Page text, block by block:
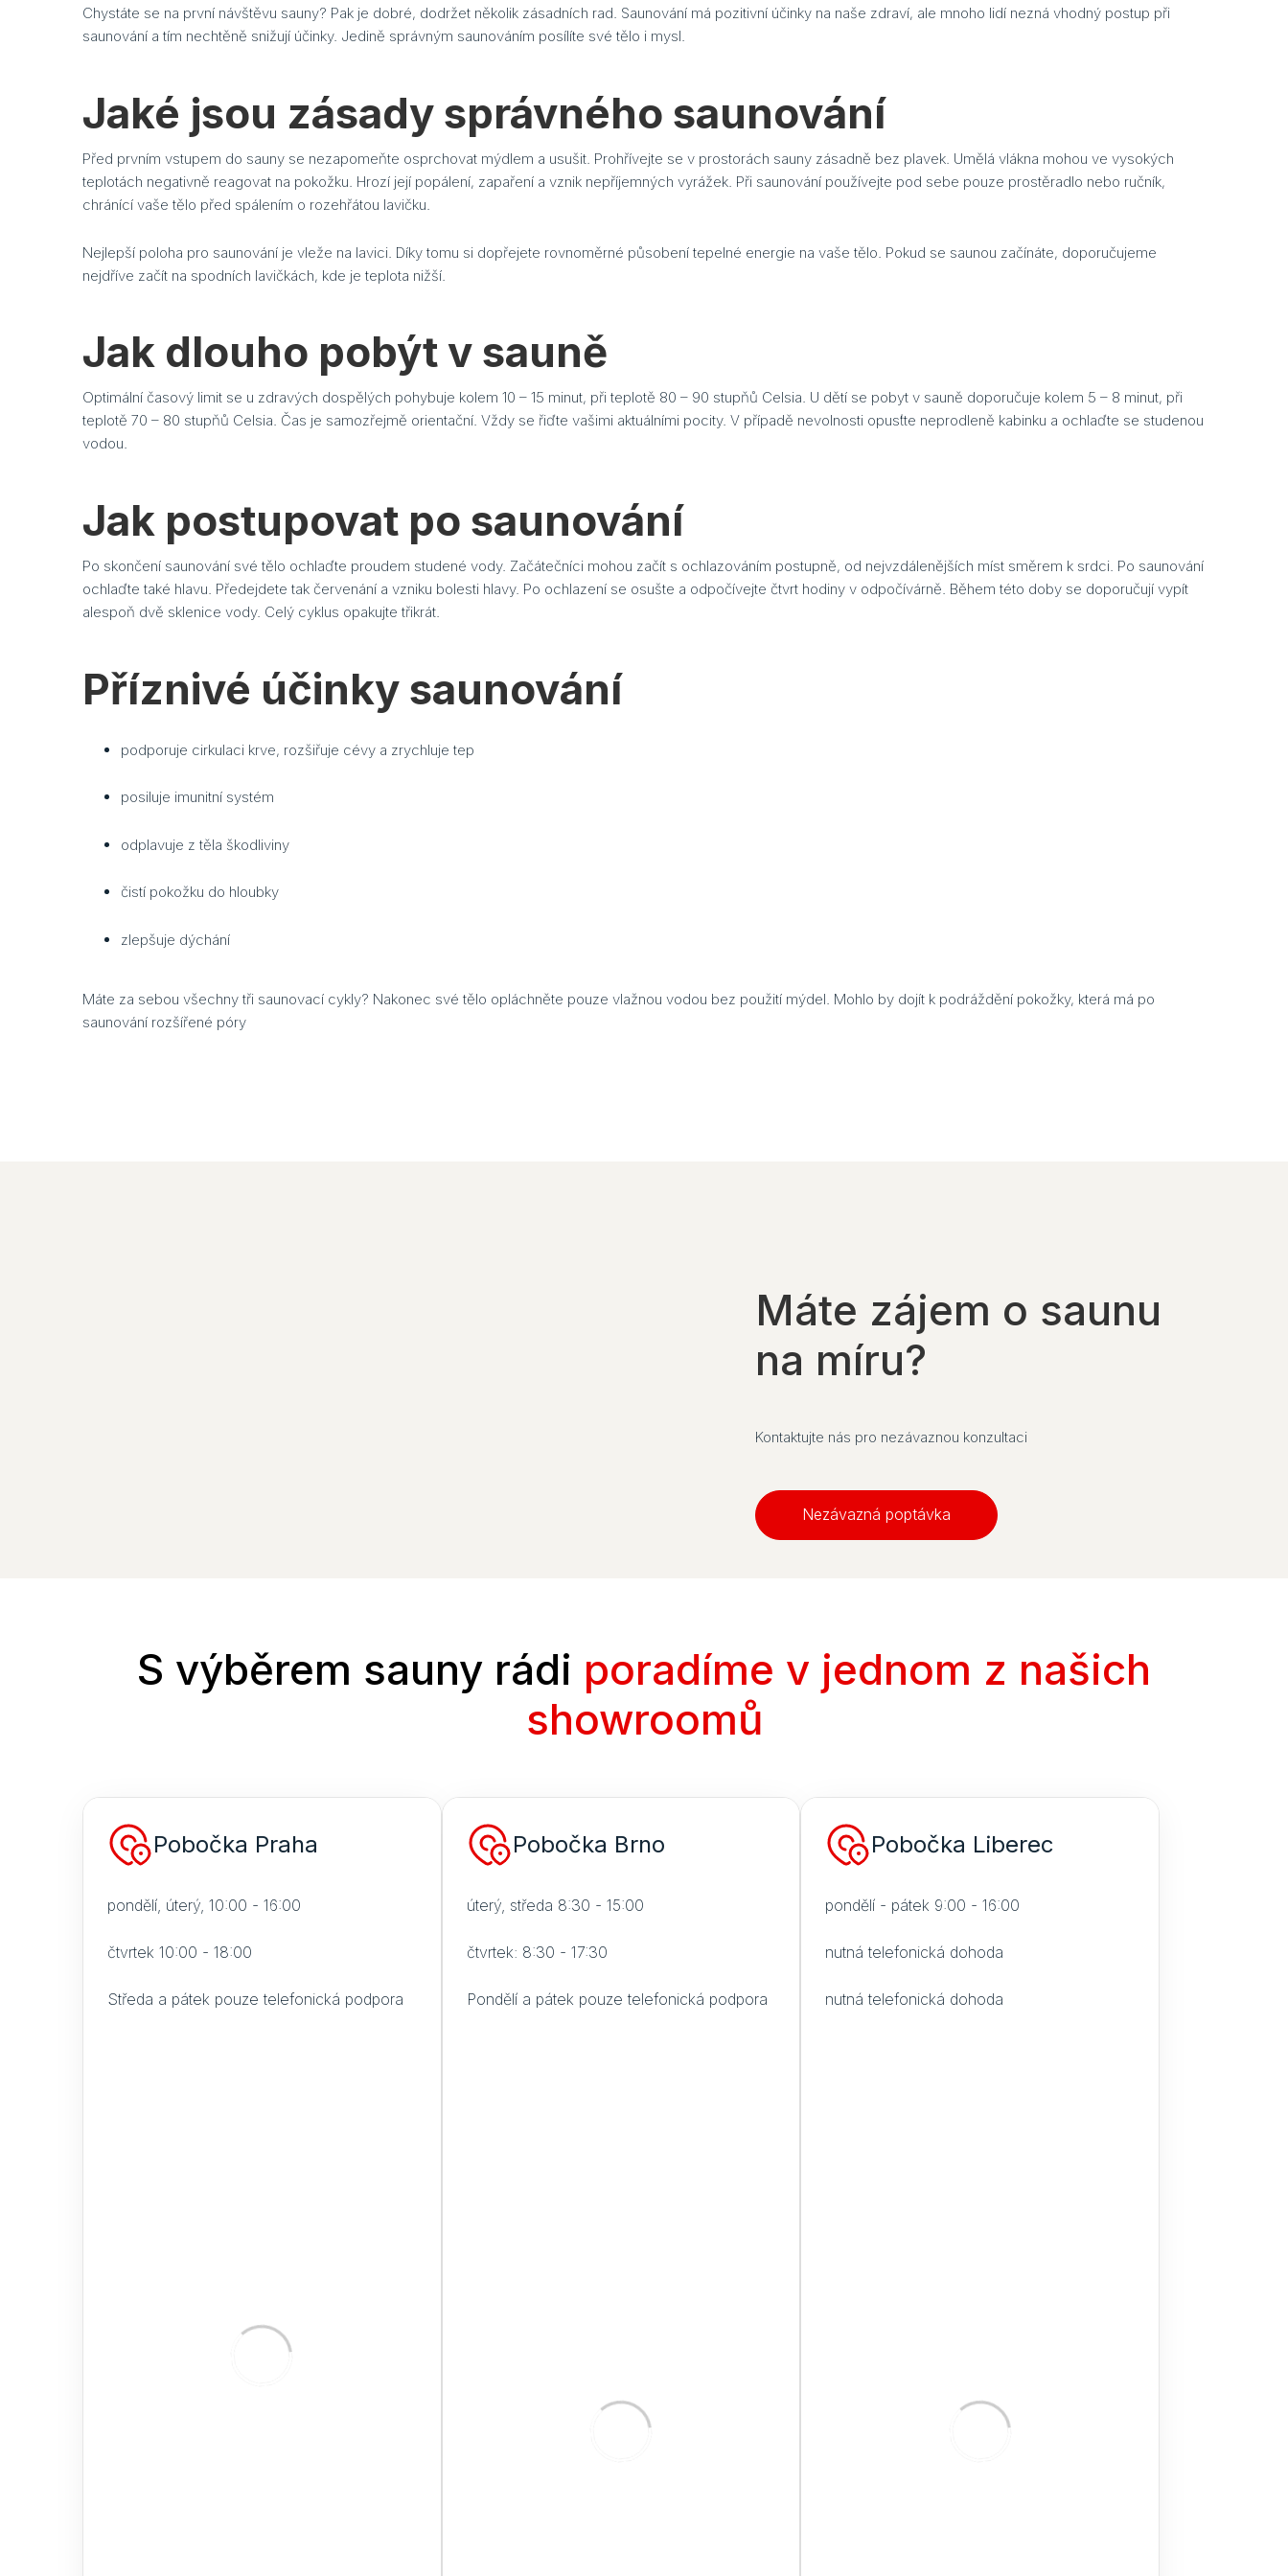
Chystáte se na první návštěvu sauny? Pak je dobré, dodržet několik zásadních rad. Saunování má pozitivní účinky na naše zdraví, ale mnoho lidí nezná vhodný postup při
saunování a tím nechtěně snižují účinky. Jedině správným saunováním posílíte své tělo i mysl.
Jaké jsou zásady správného saunování
Před prvním vstupem do sauny se nezapomeňte osprchovat mýdlem a usušit. Prohřívejte se v prostorách sauny zásadně bez plavek. Umělá vlákna mohou ve vysokých
teplotách negativně reagovat na pokožku. Hrozí její popálení, zapaření a vznik nepříjemných vyrážek. Při saunování používejte pod sebe pouze prostěradlo nebo ručník,
chránící vaše tělo před spálením o rozehřátou lavičku.
Nejlepší poloha pro saunování je vleže na lavici. Díky tomu si dopřejete rovnoměrné působení tepelné energie na vaše tělo. Pokud se saunou začínáte, doporučujeme
nejdříve začít na spodních lavičkách, kde je teplota nižší.
Jak dlouho pobýt v sauně
Optimální časový limit se u zdravých dospělých pohybuje kolem 10 – 15 minut, při teplotě 80 – 90 stupňů Celsia. U dětí se pobyt v sauně doporučuje kolem 5 – 8 minut, při
teplotě 70 – 80 stupňů Celsia. Čas je samozřejmě orientační. Vždy se řiďte vašimi aktuálními pocity. V případě nevolnosti opusťte neprodleně kabinku a ochlaďte se studenou
vodou.
Jak postupovat po saunování
Po skončení saunování své tělo ochlaďte proudem studené vody. Začátečníci mohou začít s ochlazováním postupně, od nejvzdálenějších míst směrem k srdci. Po saunování
ochlaďte také hlavu. Předejdete tak červenání a vzniku bolesti hlavy. Po ochlazení se osušte a odpočívejte čtvrt hodiny v odpočívárně. Během této doby se doporučují vypít
alespoň dvě sklenice vody. Celý cyklus opakujte třikrát.
Příznivé účinky saunování
podporuje cirkulaci krve, rozšiřuje cévy a zrychluje tep
posiluje imunitní systém
odplavuje z těla škodliviny
čistí pokožku do hloubky
zlepšuje dýchání
Máte za sebou všechny tři saunovací cykly? Nakonec své tělo opláchněte pouze vlažnou vodou bez použití mýdel. Mohlo by dojít k podráždění pokožky, která má po
saunování rozšířené póry
Máte zájem o saunu
na míru?
Kontaktujte nás pro nezávaznou konzultaci
Nezávazná poptávka
S výběrem sauny rádi poradíme v jednom z našich
showroomů
Pobočka Praha
pondělí, úterý, 10:00 - 16:00
čtvrtek 10:00 - 18:00
Středa a pátek pouze telefonická podpora
Pobočka Brno
úterý, středa 8:30 - 15:00
čtvrtek: 8:30 - 17:30
Pondělí a pátek pouze telefonická podpora
Pobočka Liberec
pondělí - pátek 9:00 - 16:00
nutná telefonická dohoda
nutná telefonická dohoda